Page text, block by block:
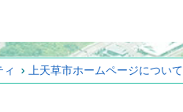
上天草市ホームページについて